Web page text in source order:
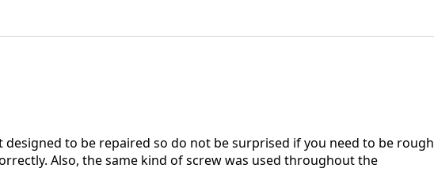
to be repaired so do not be surprised if you need to be rough
Also, the same kind of screw was used throughout the